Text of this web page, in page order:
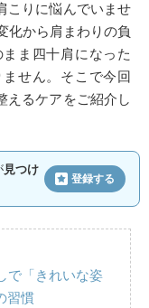
こりに悩んでいませ
化から肩まわりの負
ま四十肩になった
せん。そこで今回
えるケアをご紹介し
見つけ
登録する
で「きれいな姿
習慣